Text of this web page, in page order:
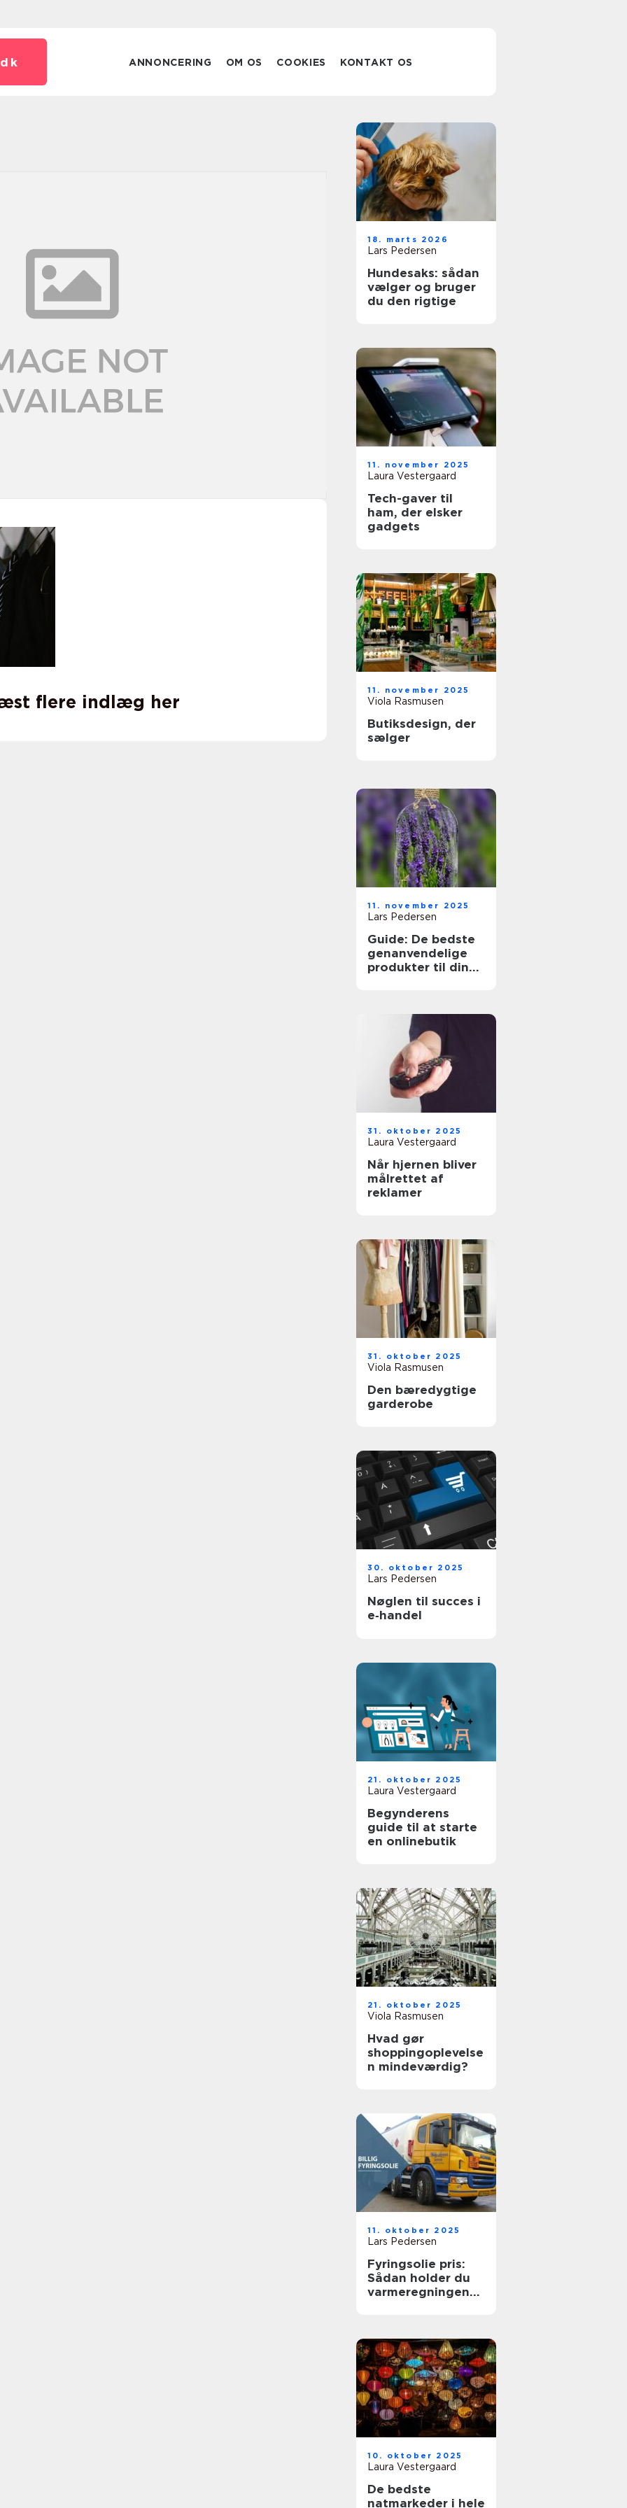
dk ANNONCERING OM OS COOKIES KONTAKT OS
flere indlæg her
18. marts 2026
Lars Pedersen
Hundesaks: sådan
vælger og bruger
du den rigtige
11. november 2025
Laura Vestergaard
Tech-gaver til
ham, der elsker
gadgets
11. november 2025
Viola Rasmusen
Butiksdesign, der
sælger
11. november 2025
Lars Pedersen
Guide: De bedste
genanvendelige
produkter til din
31. oktober 2025
Laura Vestergaard
Når hjernen bliver
målrettet af
reklamer
31. oktober 2025
Viola Rasmusen
Den bæredygtige
garderobe
30. oktober 2025
Lars Pedersen
Nøglen til succes i
e‑handel
21. oktober 2025
Laura Vestergaard
Begynderens
guide til at starte
en onlinebutik
21. oktober 2025
Viola Rasmusen
Hvad gør
shoppingoplevelse
n mindeværdig?
11. oktober 2025
Lars Pedersen
Fyringsolie pris:
Sådan holder du
varmeregningen
10. oktober 2025
Laura Vestergaard
De bedste
natmarkeder i hele